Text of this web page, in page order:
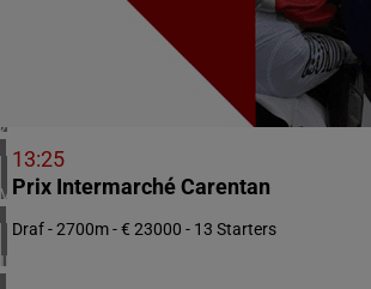
ZUID-AFRIKA
1 meeting(s)
VERENIGD KONINKRIJK
5 meeting(s)
IERLAND
2 meeting(s)
13:25
Prix Intermarché Carentan
Draf - 2700m - € 23000 - 13 Starters